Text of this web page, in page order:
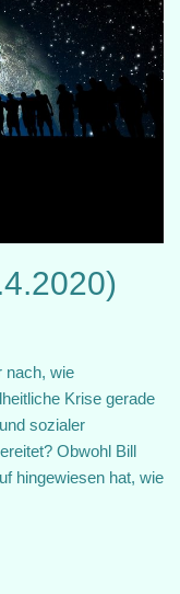
nach, wie
Krise gerade
sozialer
Obwohl Bill
hingewiesen hat, wie